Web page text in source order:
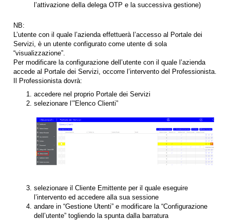
l’attivazione della delega OTP e la successiva gestione)
NB:
L’utente con il quale l’azienda effettuerà l’accesso al Portale dei
Servizi, è un utente configurato come utente di sola
“visualizzazione”.
Per modificare la configurazione dell’utente con il quale l’azienda
accede al Portale dei Servizi, occorre l’intervento del Professionista.
Il Professionista dovrà:
accedere nel proprio Portale dei Servizi
selezionare l’”Elenco Clienti”
selezionare il Cliente Emittente per il quale eseguire
l’intervento ed accedere alla sua sessione
andare in “Gestione Utenti” e modificare la “Configurazione
dell’utente” togliendo la spunta dalla barratura